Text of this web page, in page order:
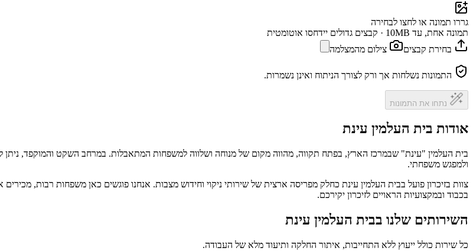
גררו תמונה או לחצו לבחירה
תמונה אחת, עד 10MB · קבצים גדולים יידחסו אוטומטית
בחירת קבצים
צילום מהמצלמה
התמונות נשלחות אך ורק לצורך הניתוח ואינן נשמרות.
נתחו את התמונות
אודות בית העלמין עינת
בית העלמין "עינת" שבמרכז הארץ, בפתח תקווה, מהווה מקום של מנוחה ושלווה למשפחות המתאבלות. במרחב השקט והמוקפד, ניתן
ולמפגש משפחתי.
צוות בזיכרון פועל בבית העלמין עינת כחלק מפריסה ארצית של שירותי ניקוי וחידוש מצבות. אנחנו פוגשים כאן משפחות רבות,
בכבוד ובמקצועיות הראויים לזיכרון יקירכם.
השירותים שלנו בבית העלמין עינת
כל שירות כולל ייעוץ ללא התחייבות, איתור החלקה ותיעוד מלא של העבודה.